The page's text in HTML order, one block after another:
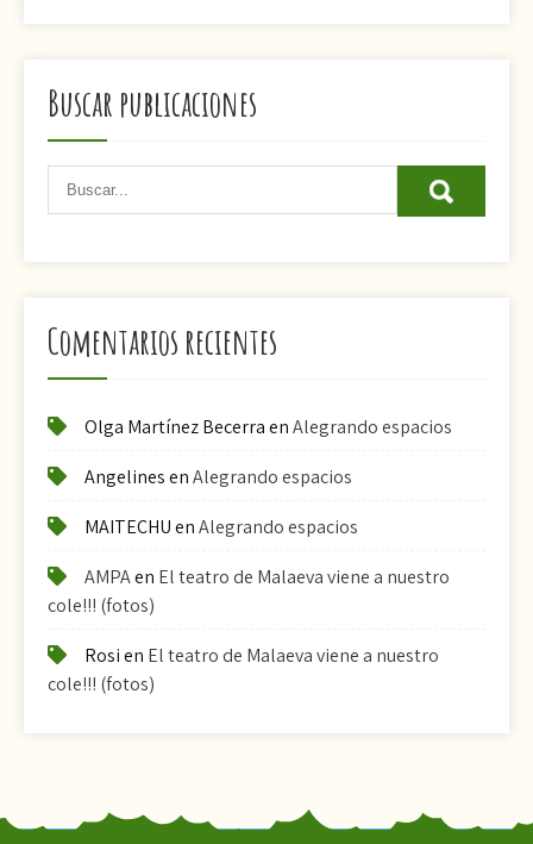
Buscar publicaciones
Comentarios recientes
Olga Martínez BecerraenAlegrando espacios
AngelinesenAlegrando espacios
MAITECHUenAlegrando espacios
AMPAen El teatro de Malaeva viene a nuestro
cole!!! (fotos)
Rosien El teatro de Malaeva viene a nuestro
cole!!! (fotos)